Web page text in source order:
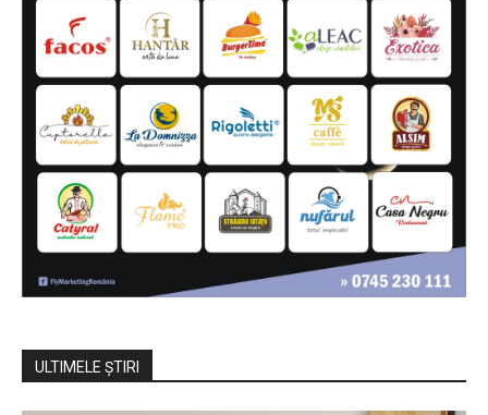
ULTIMELE ŞTIRI